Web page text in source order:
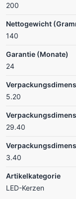
200
Nettogewicht
140
Garantie (Monate)
24
5.20
29.40
3.40
Artikelkategorie
LED-Kerzen